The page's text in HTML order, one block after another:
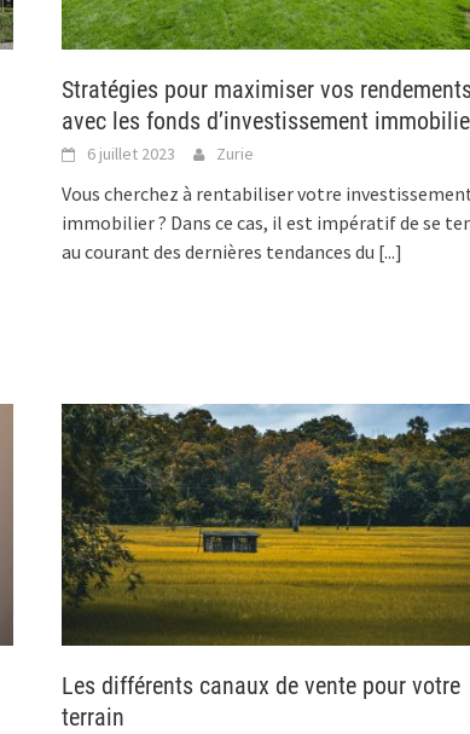
Stratégies pour maximiser vos rendements
avec les fonds d’investissement
6 juillet 2023 Zurie
Vous cherchez à rentabiliser votre
immobilier ? Dans ce cas, il est impératif de se
au courant des dernières tendances du [...]
Les différents canaux de vente pour votre
terrain